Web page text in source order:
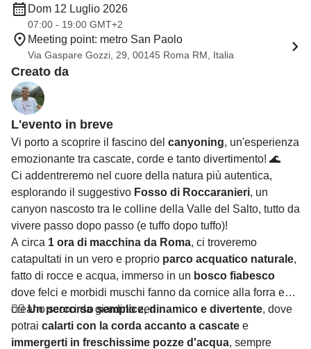
Dom 12 Luglio 2026
07:00 - 19:00 GMT+2
Meeting point: metro San Paolo
Via Gaspare Gozzi, 29, 00145 Roma RM, Italia
Creato da
L'evento in breve
Vi porto a scoprire il fascino del canyoning, un'esperienza
emozionante tra cascate, corde e tanto divertimento! 🌊
Ci addentreremo nel cuore della natura più autentica,
esplorando il suggestivo Fosso di Roccaranieri, un
canyon nascosto tra le colline della Valle del Salto, tutto da
vivere passo dopo passo (e tuffo dopo tuffo)!
A circa 1 ora di macchina da Roma, ci troveremo
catapultati in un vero e proprio parco acquatico naturale,
fatto di rocce e acqua, immerso in un bosco fiabesco
dove felci e morbidi muschi fanno da cornice alla forra e
creano scorci da giardino zen.
🧗‍♂️Un percorso semplice, dinamico e divertente, dove
potrai calarti con la corda accanto a cascate e
immergerti in freschissime pozze d'acqua, sempre